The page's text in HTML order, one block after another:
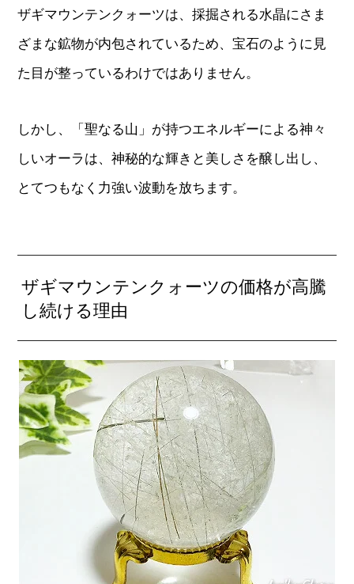
ザギマウンテンクォーツは、採掘される水晶にさま
ざまな鉱物が内包されているため、宝石のように見
た目が整っているわけではありません。
しかし、「聖なる山」が持つエネルギーによる神々
しいオーラは、神秘的な輝きと美しさを醸し出し、
とてつもなく力強い波動を放ちます。
ザギマウンテンクォーツの価格が高騰
し続ける理由